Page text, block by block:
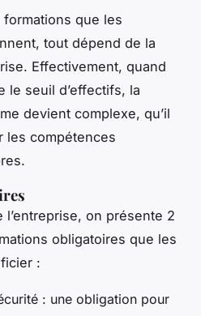
que les
tout dépend de la
Effectivement, quand
le seuil d’effectifs, la
devient complexe, qu’il
les compétences
l’entreprise, on présente 2
obligatoires que les
:
: une obligation pour